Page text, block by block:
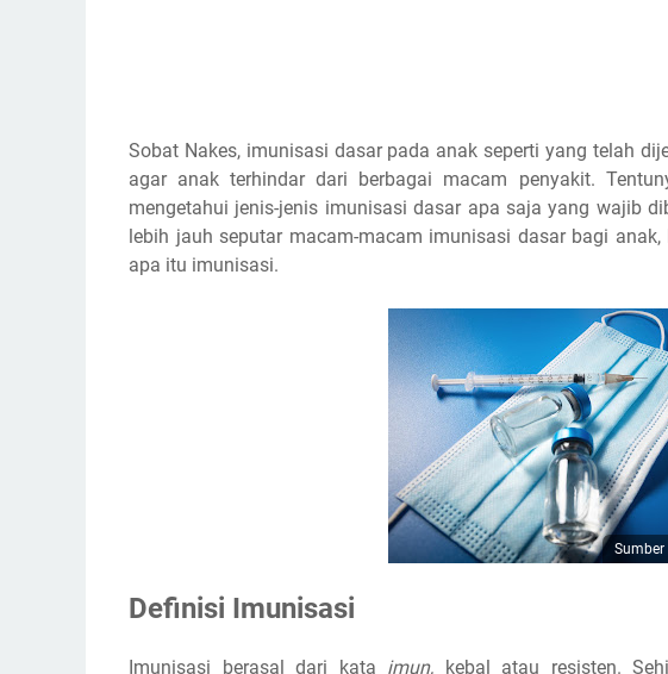
Sobat Nakes, imunisasi dasar pada anak seperti yang telah
agar anak terhindar dari berbagai macam penyakit.
mengetahui jenis-jenis imunisasi dasar apa saja yang wajib
lebih jauh seputar macam-macam imunisasi dasar bagi
apa itu imunisasi.
Sumber
Definisi Imunisasi
Imunisasi berasal dari kata imun, kebal atau resisten.